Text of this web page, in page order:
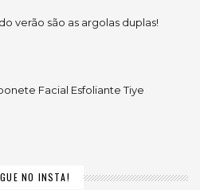
verão são as argolas duplas!
Facial Esfoliante Tiye
NO INSTA!